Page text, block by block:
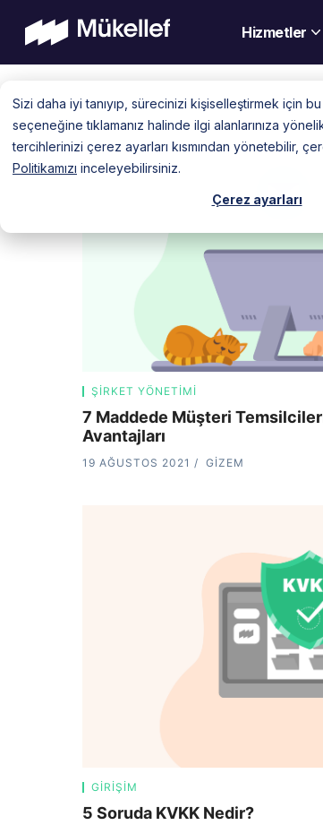
Sizi daha iyi tanıyıp, sürecinizi kişiselleştirmek için
seçeneğine tıklamanız halinde ilgi alanlarınıza
tercihlerinizi çerez ayarları kısmından yönetebilir,
Politikamızı inceleyebilirsiniz.
Çerez ayarları
content
Hizmetler
ŞIRKET YÖNETIMI
7 Maddede Müşteri
Avantajları
19 AĞUSTOS 2021 GIZEM
GIRIŞIM
5 Soruda KVKK Nedir?